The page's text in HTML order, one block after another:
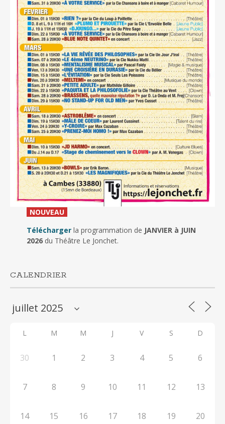
NOUVEAU_
Télécharger la programmation de JANVIER à JUIN
2026du Théâtre Le Jonchet.
CALENDRIER
L M M J V S D
30 1 2 3 4 5 6
7 8 9 10 11 12 13
14 15 16 17 18 19 20